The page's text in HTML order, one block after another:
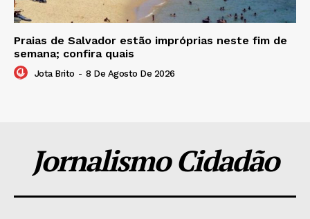
Praias de Salvador estão impróprias neste fim de
semana; confira quais
Jota Brito - 8 De Agosto De 2026
Jornalismo Cidadão